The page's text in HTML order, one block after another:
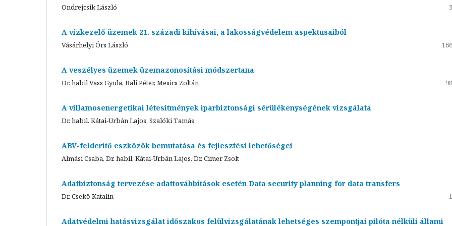
Ondrejcsik László
A vízkezelő üzemek 21. századi kihívásai, a lakosságvédelem aspektusaiból
Vásárhelyi Örs László
A veszélyes üzemek üzemazonosítási módszertana
Dr. habil Vass Gyula, Bali Péter, Mesics Zoltán
A villamosenergetikai létesítmények iparbiztonsági sérülékenységének vizsgálata
Dr. habil. Kátai-Urbán Lajos, Szalóki Tamás
ABV-felderítő eszközök bemutatása és fejlesztési lehetőségei
Almási Csaba, Dr. habil. Kátai-Urbán Lajos, Dr. Cimer Zsolt
Adatbiztonság tervezése adattovábbítások esetén Data security planning for data transfers
Dr. Csekő Katalin
Adatvédelmi hatásvizsgálat időszakos felülvizsgálatának lehetséges szempontjai pilóta nélküli állami